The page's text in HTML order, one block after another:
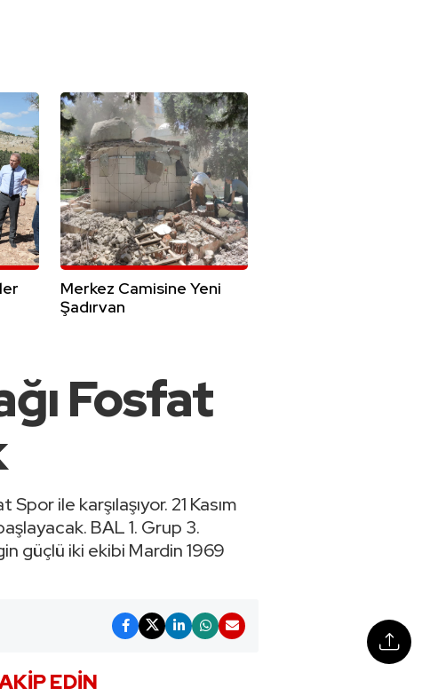
Merkez Camisine Yeni
Şadırvan
Fosfat
ile karşılaşıyor. 21 Kasım
BAL 1. Grup 3.
güçlü iki ekibi Mardin 1969
EDIN